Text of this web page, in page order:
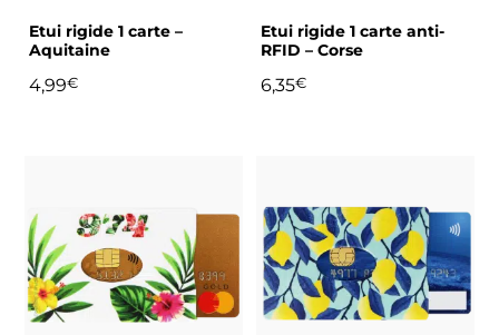
Etui rigide 1 carte –
Aquitaine
4,99€
choisies
sur
la
page
Etui rigide 1 carte anti-
RFID – Corse
6,35€
a
plusieurs
variations.
Les
options
a
plusieurs
variations.
Les
options